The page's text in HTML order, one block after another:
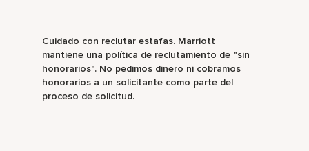
Cuidado con reclutar estafas. Marriott
mantiene una política de reclutamiento de "sin
honorarios". No pedimos dinero ni cobramos
honorarios a un solicitante como parte del
proceso de solicitud.